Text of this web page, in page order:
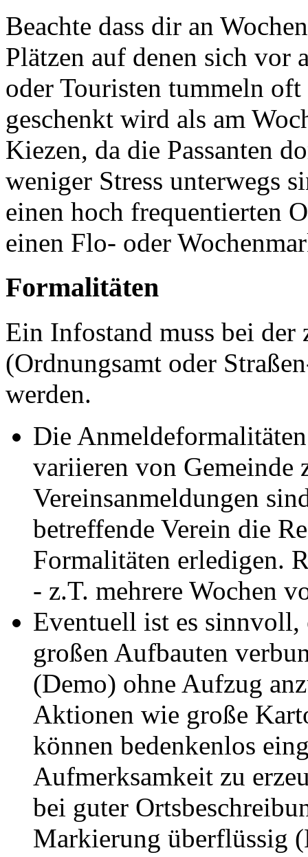
Beachte dass dir an
Plätzen auf denen sich vor
oder Touristen tummeln
geschenkt wird als am
Kiezen, da die Passanten
weniger Stress unterwegs
einen hoch frequentierten
einen Flo- oder
Formalitäten
Ein Infostand muss bei der
(Ordnungsamt oder
werden.
Die
variieren von Gemeinde
Vereinsanmeldungen
betreffende Verein die
Formalitäten erledigen.
- z.T. mehrere Wochen
Eventuell ist es
großen Aufbauten
(Demo) ohne Aufzug
Aktionen wie große
können bedenkenlos
Aufmerksamkeit zu
bei guter
Markierung überflüssig